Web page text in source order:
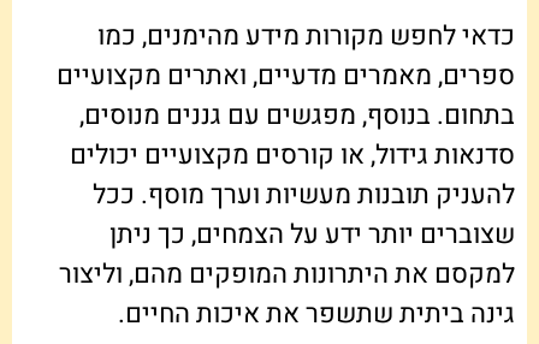
כדאי לחפש מקורות מידע מהימנים, כמו
ספרים, מאמרים מדעיים, ואתרים מקצועיים
בתחום. בנוסף, מפגשים עם גננים מנוסים,
סדנאות גידול, או קורסים מקצועיים יכולים
להעניק תובנות מעשיות וערך מוסף. ככל
שצוברים יותר ידע על הצמחים, כך ניתן
למקסם את היתרונות המופקים מהם, וליצור
גינה ביתית שתשפר את איכות החיים.